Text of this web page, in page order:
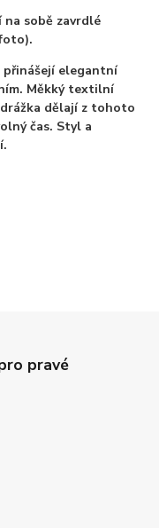
sobě zavrdlé
elegantní
Měkký textilní
dělají z tohoto
čas. Styl a
pravé